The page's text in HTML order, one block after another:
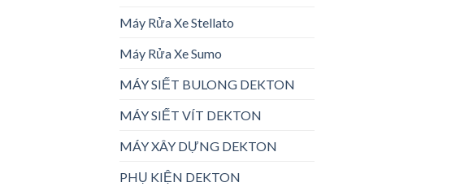
Máy Rửa Xe Stellato
Máy Rửa Xe Sumo
MÁY SIẾT BULONG DEKTON
MÁY SIẾT VÍT DEKTON
MÁY XÂY DỰNG DEKTON
PHỤ KIỆN DEKTON